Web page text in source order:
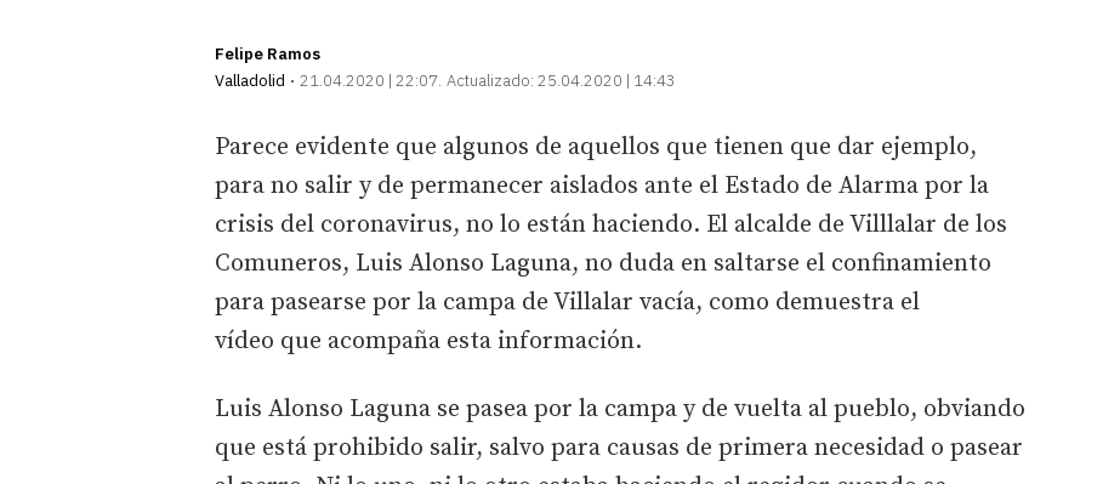
Felipe Ramos
Valladolid
21.04.2020 | 22:07 Actualizado: 25.04.2020 | 14:43
Parece evidente que algunos de aquellos que tienen que dar ejemplo,
para no salir y de permanecer aislados ante el Estado de Alarma por la
crisis del coronavirus, no lo están haciendo. El alcalde de Villlalar de los
Comuneros, Luis Alonso Laguna, no duda en saltarse el confinamiento
para pasearse por la campa de Villalar vacía, como demuestra el
vídeo que acompaña esta información.
Luis Alonso Laguna se pasea por la campa y de vuelta al pueblo, obviando
que está prohibido salir, salvo para causas de primera necesidad o pasear